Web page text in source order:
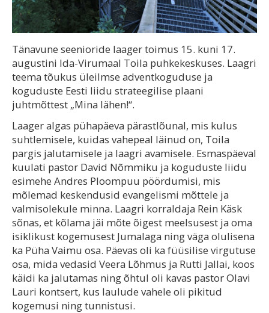
Tänavune seenioride laager toimus 15. kuni 17.
augustini Ida-Virumaal Toila puhkekeskuses. Laagri
teema tõukus üleilmse adventkoguduse ja
koguduste Eesti liidu strateegilise plaani
juhtmõttest „Mina lähen!“.
Laager algas pühapäeva pärastlõunal, mis kulus
suhtlemisele, kuidas vahepeal läinud on, Toila
pargis jalutamisele ja laagri avamisele. Esmaspäeval
kuulati pastor David Nõmmiku ja koguduste liidu
esimehe Andres Ploompuu pöördumisi, mis
mõlemad keskendusid evangelismi mõttele ja
valmisolekule minna. Laagri korraldaja Rein Käsk
sõnas, et kõlama jäi mõte õigest meelsusest ja oma
isiklikust kogemusest Jumalaga ning väga olulisena
ka Püha Vaimu osa. Päevas oli ka füüsilise virgutuse
osa, mida vedasid Veera Lõhmus ja Rutti Jallai, koos
käidi ka jalutamas ning õhtul oli kavas pastor Olavi
Lauri kontsert, kus laulude vahele oli pikitud
kogemusi ning tunnistusi.